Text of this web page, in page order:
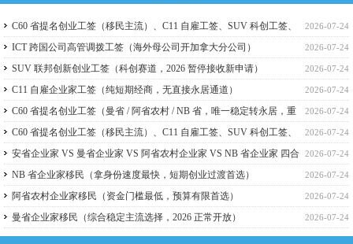
2026-07-24
C60 省提名创业工签（移民主流）、C11 自雇工签、SUV 科创工签、
ICT 跨国高管工签比较
2026-07-24
ICT 跨国公司高管调拨工签（海外母公司开加拿大分公司）
2026-07-24
SUV 联邦创新创业工签（科创赛道，2026 暂停接收新申请）
2026-07-24
C11 自雇企业家工签（纯短期经商，无直接永居通道）
2026-07-24
C60 省提名创业工签（曼省 / 阿省农村 / NB 省，唯一稳定转永居，重
点）
2026-07-24
C60 省提名创业工签（移民主流）、C11 自雇工签、SUV 科创工签、
ICT 跨国高管工签
2026-07-24
安省企业家 VS 曼省企业家 VS 阿省农村企业家 VS NB 省企业家 四合
一详细对比（2026 年 7 月最新官方政策）
2026-07-24
NB 省企业家移民（拿身份速度最快，短期创业过渡首选）
2026-07-24
阿省农村企业家移民（资金门槛最低，预算有限首选）
2026-07-24
曼省企业家移民（综合稳定主流选择，2026 正常开放）